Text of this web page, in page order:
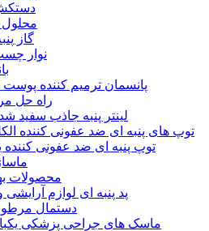
محلول
گاز
نوار
پانسمان ترمیم کننده
راه حل
لینتر پنبه جاذب سفید
توپ های پنبه ای ضد عفونی کننده
توپ پنبه ای ضد عفونی
محصولات
پد پنبه ای لوازم آرایشی
دستمال
ماسک های جراحی پزشکی